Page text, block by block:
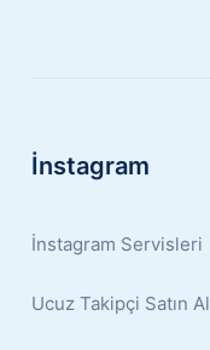
İnstagram
İnstagram Servisleri
Ucuz Takipçi Satın Al